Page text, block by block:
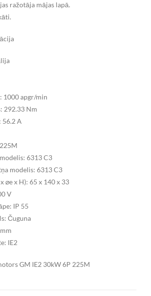
ražotāja mājas lapā.
1000 apgr/min
292.33 Nm
56.2 A
6313 C3
modelis: 6313 C3
⌀e x H): 65 x 140 x 33
V
IP 55
Čuguna
IE2
GM IE2 30kW 6P 225M